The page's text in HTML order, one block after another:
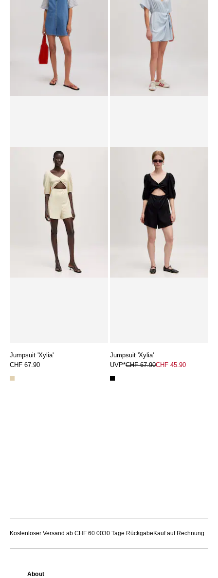
Overall 'Noel'
CHF 89.90CHF 62.90
Overall 'Diane'
CHF 99.90CHF 69.90
Jumpsuit 'Xylia'
CHF 67.90
Jumpsuit 'Xylia'
UVP*CHF 67.90CHF 45.90
Kostenloser Versand ab CHF 60.0030 Tage Rückgabe Kauf auf Rechnung
About